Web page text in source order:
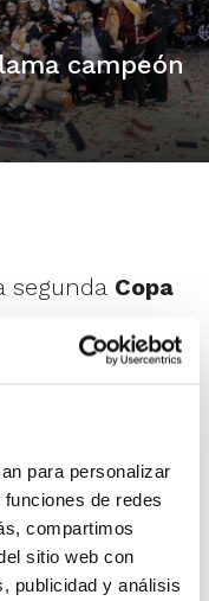
para personalizar
de redes
compartimos
sitio web con
publicidad y análisis
campeón
segunda Copa
taronja se
y realizar
que le
Hozono